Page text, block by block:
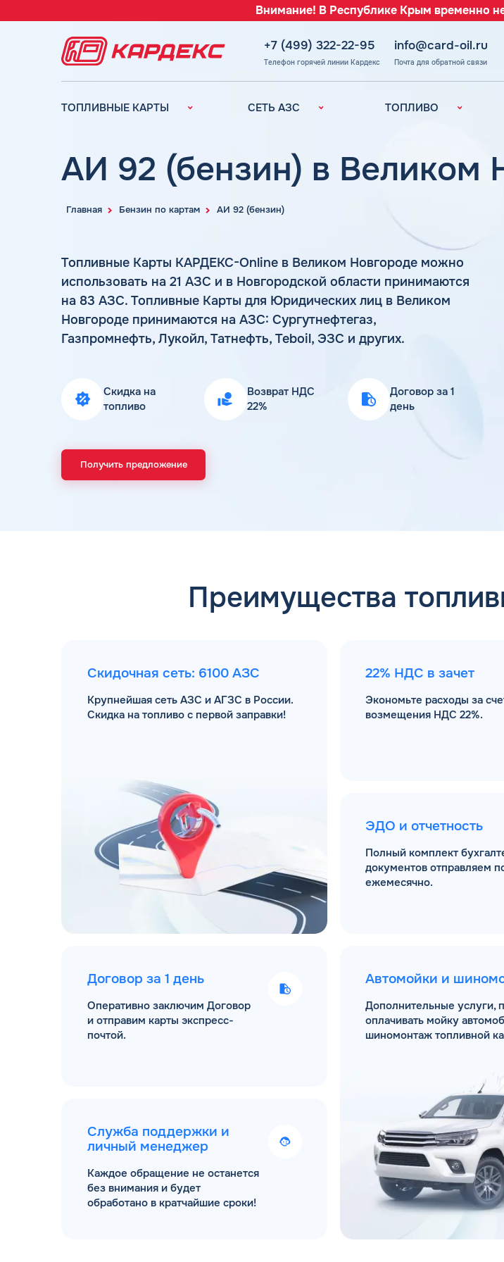
Внимание! В Республике Крым временно
+7 (499) 322-22-95
Телефон горячей линии Кардекс
info@card-oil.ru
Почта для обратной связи
ТОПЛИВНЫЕ КАРТЫ
Преимущества
Индивидуальный
Аdblue
Вопросы и Ответы
СЕТЬ АЗС
АЗС Газпромнефть
АЗС Тебойл
АЗС
Сургутнефтегаз
АЗС
Нефтьмагистраль
ТОПЛИВО
Бензин
Топливные бренды
Наши города
Калькулятор
расхода топлива
Главная Бензин по картам АИ 92 (бензин)
АИ 92 (бензин) в Великом
Топливные Карты КАРДЕКС-Online в Великом Новгороде можно
использовать на 21 АЗС и в Новгородской области принимаются
на 83 АЗС. Топливные Карты для Юридических лиц в Великом
Новгороде принимаются на АЗС: Сургутнефтегаз,
Газпромнефть, Лукойл, Татнефть, Teboil, ЭЗС и других.
Скидка на
топливо
Возврат НДС
22%
Договор за 1
день
Получить предложение
Преимущества
Скидочная сеть: 6100 АЗС
Крупнейшая сеть АЗС и АГЗС в России.
Скидка на топливо с первой заправки!
Договор за 1 день
Оперативно заключим Договор
и отправим карты экспресс-
почтой.
Служба поддержки и
личный менеджер
Каждое обращение не останется
без внимания и будет
обработано в кратчайшие сроки!
22% НДС в зачет
Экономьте расходы за
возмещения НДС 22%.
ЭДО и отчетность
Полный комплект
документов отправляем
ежемесячно.
Автомойки и
Дополнительные услуги,
оплачивать мойку
шиномонтаж топливной